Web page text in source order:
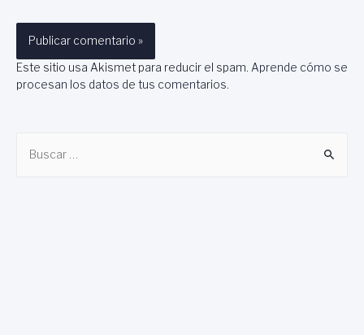
Este sitio usa Akismet para reducir el spam. Aprende cómo se
procesan los datos de tus comentarios.